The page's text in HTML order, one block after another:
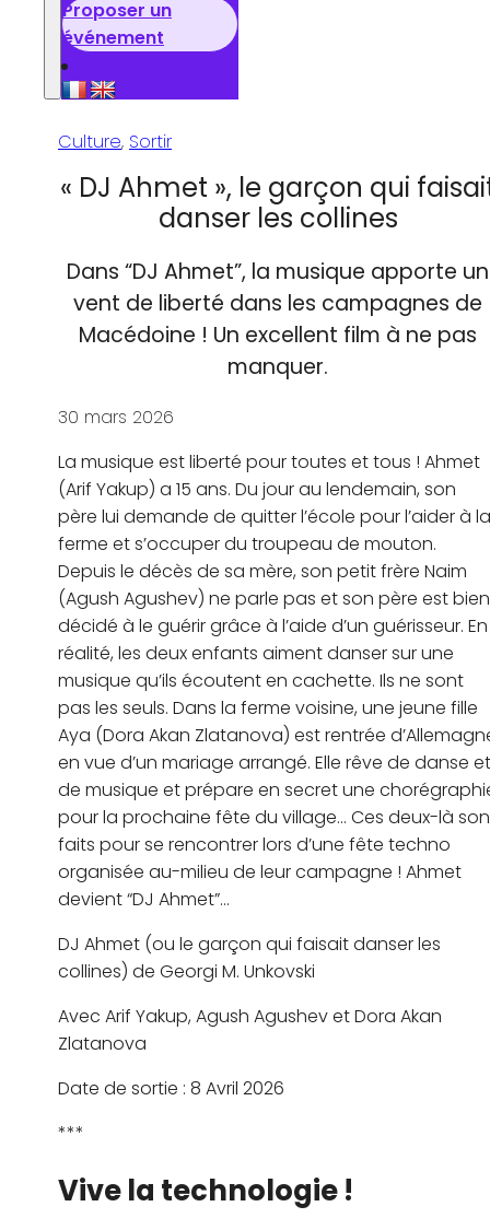
Proposer un
événement
Culture, Sortir
« DJ Ahmet », le garçon qui
danser les collines
Dans “DJ Ahmet”, la musique apporte un
vent de liberté dans les campagnes de
Macédoine ! Un excellent film à ne pas
manquer.
30 mars 2026
La musique est liberté pour toutes et tous ! Ahmet
(Arif Yakup) a 15 ans. Du jour au lendemain, son
père lui demande de quitter l’école pour l’aider à la
ferme et s’occuper du troupeau de mouton.
Depuis le décès de sa mère, son petit frère Naim
(Agush Agushev) ne parle pas et son père est bien
décidé à le guérir grâce à l’aide d’un guérisseur. En
réalité, les deux enfants aiment danser sur une
musique qu’ils écoutent en cachette. Ils ne sont
pas les seuls. Dans la ferme voisine, une jeune fille
Aya (Dora Akan Zlatanova) est rentrée
en vue d’un mariage arrangé. Elle rêve de danse et
de musique et prépare en secret une
pour la prochaine fête du village… Ces deux-là
faits pour se rencontrer lors d’une fête techno
organisée au-milieu de leur campagne ! Ahmet
devient “DJ Ahmet”…
DJ Ahmet (ou le garçon qui faisait danser les
collines) de Georgi M. Unkovski
Avec Arif Yakup, Agush Agushev et Dora Akan
Zlatanova
Date de sortie : 8 Avril 2026
***
Vive la technologie !